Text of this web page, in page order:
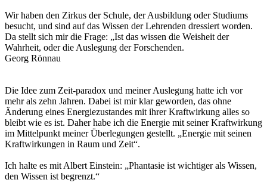
Wir haben den Zirkus der Schule, der Ausbildung oder Studiums
besucht, und sind auf das Wissen der Lehrenden dressiert worden.
Da stellt sich mir die Frage: „Ist das wissen die Weisheit der
Wahrheit, oder die Auslegung der Forschenden.
Georg Rönnau
Die Idee zum Zeit-paradox und meiner Auslegung hatte ich vor
mehr als zehn Jahren. Dabei ist mir klar geworden, das ohne
Änderung eines Energiezustandes mit ihrer Kraftwirkung alles so
bleibt wie es ist. Daher habe ich die Energie mit seiner Kraftwirkung
im Mittelpunkt meiner Überlegungen gestellt. „Energie mit seinen
Kraftwirkungen in Raum und Zeit“.
Ich halte es mit Albert Einstein: „Phantasie ist wichtiger als Wissen,
den Wissen ist begrenzt.“